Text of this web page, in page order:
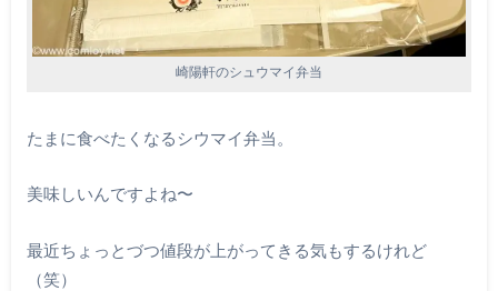
崎陽軒のシュウマイ弁当
たまに食べたくなるシウマイ弁当。
美味しいんですよね〜
最近ちょっとづつ値段が上がってきる気もするけれど
（笑）